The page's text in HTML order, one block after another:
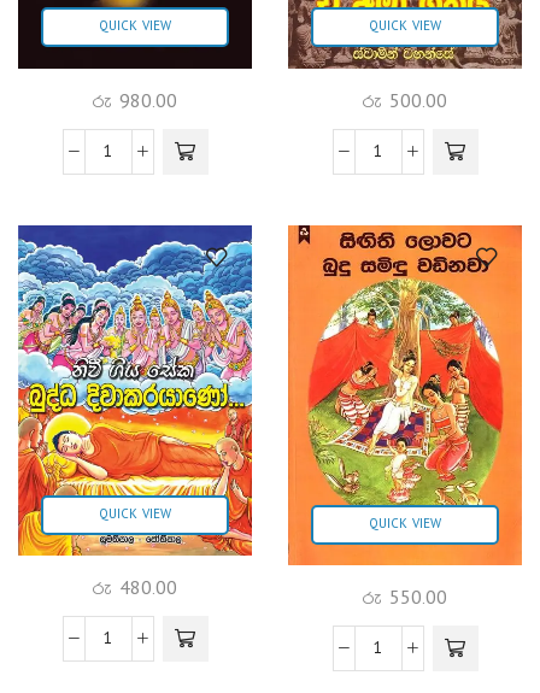
QUICK VIEW
රු 980.00
QUICK VIEW
රු 500.00
QUICK VIEW
රු 480.00
QUICK VIEW
රු 550.00